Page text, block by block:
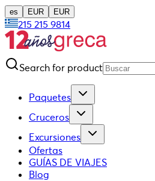
es EUR EUR
215 215 9814
Search for product
Paquetes
Cruceros
Excursiones
Ofertas
GUÍAS DE VIAJES
Blog